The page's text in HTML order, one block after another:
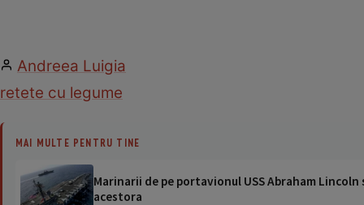
Andreea Luigia
retete cu legume
MAI MULTE PENTRU TINE
Marinarii de pe portavionul USS Abraham
acestora